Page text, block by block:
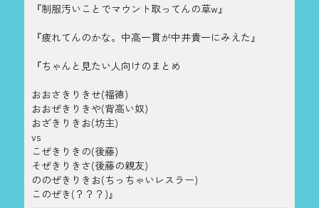
『制服汚いことでマウント取ってんの草w』
『疲れてんのかな。中高一貫が中井貴一にみえた』
『ちゃんと見たい人向けのまとめ
おおさきりきせ(福徳)
おおぜきりきや(背高い奴)
おざきりきお(坊主)
vs
こぜきりきの(後藤)
そぜきりきさ(後藤の親友)
ののぜきりきお(ちっちゃいレスラー)
このぜき(？？？)』